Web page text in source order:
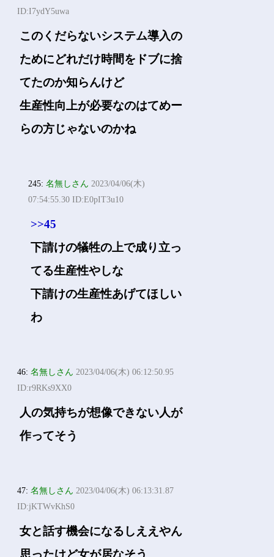
ID:I7ydY5uwa
このくだらないシステム導入の
ためにどれだけ時間をドブに捨
てたのか知らんけど
生産性向上が必要なのはてめー
らの方じゃないのかね
245:名無しさん 2023/04/06(木)
07:54:55.30 ID:E0pIT3u10
>>45
下請けの犠牲の上で成り立っ
てる生産性やしな
下請けの生産性あげてほしい
わ
46:名無しさん 2023/04/06(木) 06:12:50.95
ID:r9RKs9XX0
人の気持ちが想像できない人が
作ってそう
47:名無しさん 2023/04/06(木) 06:13:31.87
ID:jKTWvKhS0
女と話す機会になるしええやん
思ったけど女が居なそう